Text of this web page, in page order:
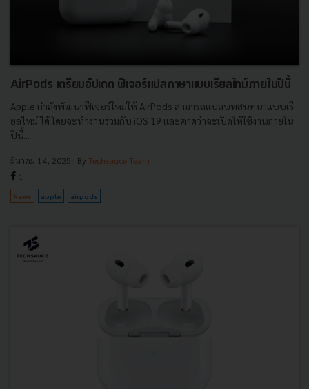
AirPods เตรียมอัปเดต ฟีเจอร์แปลภาษาแบบเรียลไทม์ภายในปีนี้
Apple กำลังพัฒนาฟีเจอร์ใหม่ให้ AirPods สามารถแปลบทสนทนาแบบเรี
ยลไทม์ ได้ โดยจะทำงานร่วมกับ iOS 19 และคาดว่าจะเปิดให้ใช้งานภายใน
ปีนี้...
มีนาคม 14, 2025 | By Techsauce Team
1
News apple airpods